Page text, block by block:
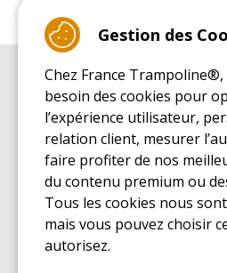
GUIDE D'ACHAT
Guide d'achat pour les trampolines de
GUIDE DE MONTAGE
Guide de montage pour les trampolines
GUIDE D'ENTRETIEN
Guide d'entretien des trampolines de
GUIDE DÉCOUVERTE
Guide de découverte des trampolines
GUIDE D'ACHAT PIÈCES DE RECHANGE
Gestion des
Chez France
besoin des cookies pour
l’expérience utilisateur,
relation client, mesurer
faire profiter de nos
du contenu premium ou
Tous les cookies nous
mais vous pouvez choisir
autorisez.